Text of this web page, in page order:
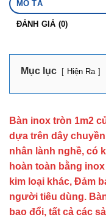
MÔ TẢ
ĐÁNH GIÁ (0)
Mục lục Hiện Ra
Bàn inox tròn 1m2
dựa trên dây
nhân lành nghề, có
hoàn toàn bằng
kim loại khác, Đảm
người tiêu dùng.
bao đổi, tất cả các